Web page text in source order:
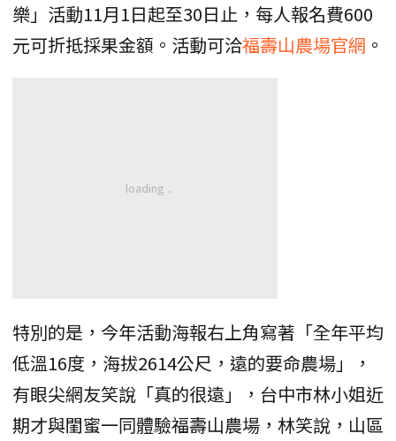
樂」活動11月1日起至30日止，每人報名費600
元可折抵採果金額。活動可洽福壽山農場官網 。
特別的是，今年活動海報右上角寫著「全年平均
低溫16度，海拔2614公尺，遠的要命農場」，
有眼尖網友笑說「真的很遠」，台中市林小姐近
期才與閨蜜一同體驗福壽山農場，林笑說，山區